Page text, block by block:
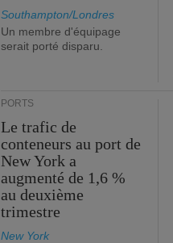
Southampton/Londres
Un membre d'équipage
serait porté disparu.
PORTS
Le trafic de
conteneurs au port de
New York a
augmenté de 1,6 %
au deuxième
trimestre
New York